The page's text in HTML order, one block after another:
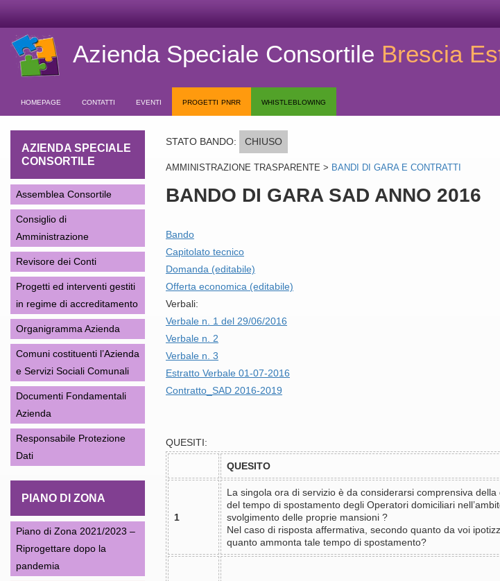
Azienda Speciale Consortile Brescia
homepage contatti eventi progetti pnrr whistleblowing
STATO BANDO: CHIUSO
AMMINISTRAZIONE TRASPARENTE > BANDI DI GARA E CONTRATTI
BANDO DI GARA SAD ANNO 2016
Bando
Capitolato tecnico
Domanda (editabile)
Offerta economica (editabile)
Verbali:
Verbale n. 1 del 29/06/2016
Verbale n. 2
Verbale n. 3
Estratto Verbale 01-07-2016
Contratto_SAD 2016-2019
QUESITI:
QUESITO
1
La singola ora di servizio è da considerarsi comprensiva della
del tempo di spostamento degli Operatori domiciliari
svolgimento delle proprie mansioni ?
Nel caso di risposta affermativa, secondo quanto da voi
quanto ammonta tale tempo di spostamento?
AZIENDA SPECIALE
CONSORTILE
Assemblea Consortile
Consiglio di
Amministrazione
Revisore dei Conti
Progetti ed interventi gestiti
in regime di accreditamento
Organigramma Azienda
Comuni costituenti l’Azienda
e Servizi Sociali Comunali
Documenti Fondamentali
Azienda
Responsabile Protezione
Dati
PIANO DI ZONA
Piano di Zona 2021/2023 –
Riprogettare dopo la
pandemia